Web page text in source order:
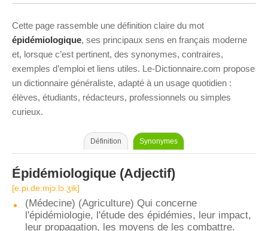
Cette page rassemble une définition claire du mot
épidémiologique, ses principaux sens en français moderne
et, lorsque c’est pertinent, des synonymes, contraires,
exemples d’emploi et liens utiles. Le-Dictionnaire.com propose
un dictionnaire généraliste, adapté à un usage quotidien :
élèves, étudiants, rédacteurs, professionnels ou simples
curieux.
Définition Synonymes
Épidémiologique (Adjectif)
[e.pi.de.mjɔ.lɔ.ʒik]
(Médecine) (Agriculture) Qui concerne
l'épidémiologie, l'étude des épidémies, leur impact,
leur propagation, les moyens de les combattre.